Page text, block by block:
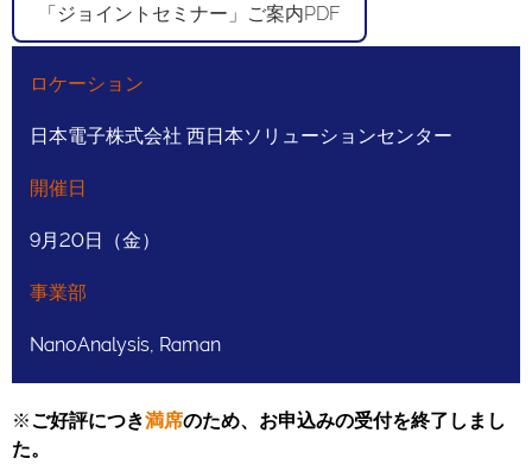
「ジョイントセミナー」ご案内PDF
ロケーション
日本電子株式会社 西日本ソリューションセンター
開催日
9月20日（金）
事業部
NanoAnalysis, Raman
※ご好評につき満席のため、お申込みの受付を終了しまし
た。